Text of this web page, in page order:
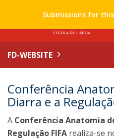
Submissions for
FD-WEBSITE
Conferência
Diarra e a
A Conferência Anatomia
Regulação FIFA realiza-se